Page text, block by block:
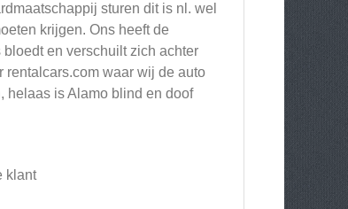
sturen dit is nl. wel
krijgen. Ons heeft de
en verschuilt zich achter
rentalcars.com waar wij de auto
helaas is Alamo blind en doof
klant